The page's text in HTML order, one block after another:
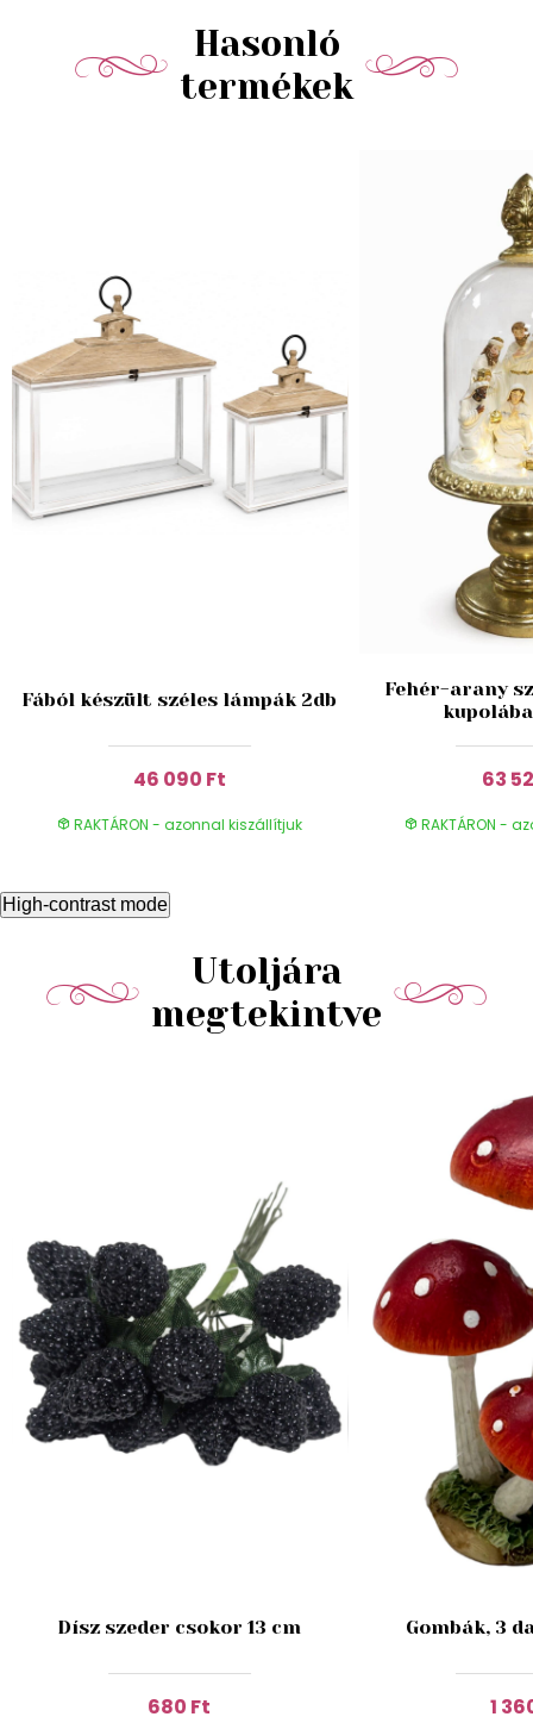
Hasonló
termékek
Fából készült széles lámpák 2db
46 090 Ft
RAKTÁRON - azonnal kiszállítjuk
Fehér-arany
63
RAKTÁRON -
High-contrast mode
Utoljára
megtekintve
Dísz szeder csokor 13 cm
680 Ft
Gombák, 3
1